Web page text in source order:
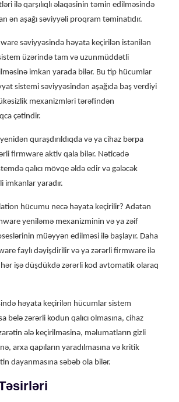
ilə qarşılıqlı əlaqəsinin təmin edilməsində
ən aşağı səviyyəli proqram təminatıdır.
səviyyəsində həyata keçirilən istənilən
üzərində tam və uzunmüddətli
imkan yarada bilər. Bu tip hücumlar
sistemi səviyyəsindən aşağıda baş verdiyi
mexanizmləri tərəfindən
çətindir.
quraşdırıldıqda və ya cihaz bərpa
firmware aktiv qala bilər. Nəticədə
qalıcı mövqe əldə edir və gələcək
imkanlar yaradır.
hücumu necə həyata keçirilir? Adətən
yeniləmə mexanizminin və ya zəif
müəyyən edilməsi ilə başlayır. Daha
faylı dəyişdirilir və ya zərərli firmware ilə
işə düşdükdə zərərli kod avtomatik olaraq
həyata keçirilən hücumlar sistem
belə zərərli kodun qalıcı olmasına, cihaz
ələ keçirilməsinə, məlumatların gizli
arxa qapıların yaradılmasına və kritik
dayanmasına səbəb ola bilər.